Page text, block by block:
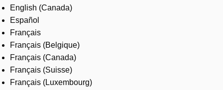
English (Canada)
Español
Français
Français (Belgique)
Français (Canada)
Français (Suisse)
Français (Luxembourg)